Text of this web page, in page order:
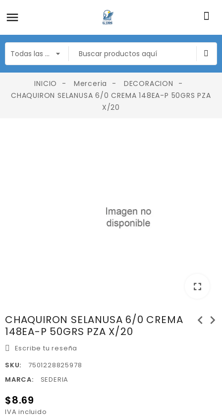
INICIO Merceria
DECORACION
CHAQUIRON SELANUSA 6/0 CREMA 148EA-P 50GRS PZA
X/20
fullscreen
CHAQUIRON SELANUSA 6/0 CREMA
148EA-P 50GRS PZA X/20
chevron_left chevron_right
Escribe tu reseña
SKU:
7501228825978
MARCA:
SEDERIA
$8.69
IVA incluido